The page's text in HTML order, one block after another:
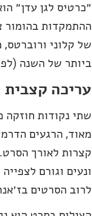
״כרטיס לגן עדן״
ההתמקדות בהומור
של קלוני
ביותר של השנה
עריכה קצבית
שתי נקודות חוזקה
מאוד, הרגעים
קצרות לאורך
ונעים וגורם
לרוב הסרטים